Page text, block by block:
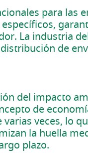
para las
La industria
de
del impacto
de
veces, lo
la huella
plazo.